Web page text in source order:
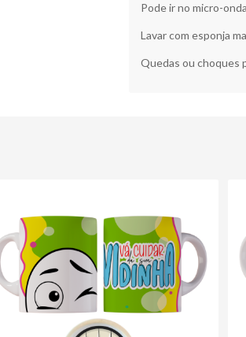
Pode ir no micro-
Lavar com esponja
Quedas ou choques